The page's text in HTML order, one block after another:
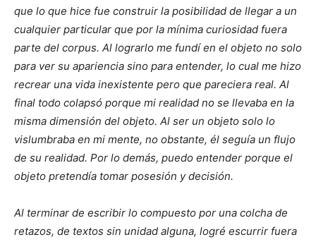
que lo que hice fue construir la posibilidad de llegar a un
cualquier particular que por la mínima curiosidad fuera
parte del corpus. Al lograrlo me fundí en el objeto no solo
para ver su apariencia sino para entender, lo cual me hizo
recrear una vida inexistente pero que pareciera real. Al
final todo colapsó porque mi realidad no se llevaba en la
misma dimensión del objeto. Al ser un objeto solo lo
vislumbraba en mi mente, no obstante, él seguía un flujo
de su realidad. Por lo demás, puedo entender porque el
objeto pretendía tomar posesión y decisión.
Al terminar de escribir lo compuesto por una colcha de
retazos, de textos sin unidad alguna, logré escurrir fuera